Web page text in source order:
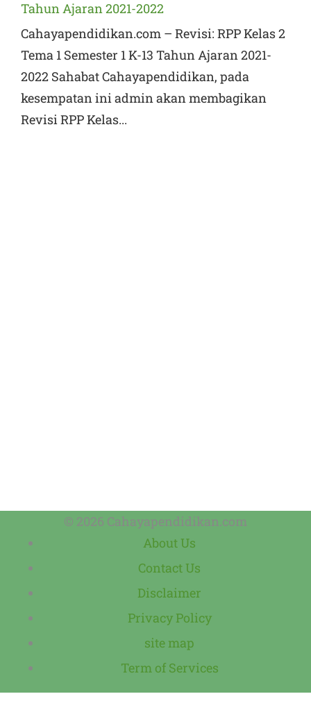
Tahun Ajaran 2021-2022
Cahayapendidikan.com – Revisi: RPP Kelas 2
Tema 1 Semester 1 K-13 Tahun Ajaran 2021-
2022 Sahabat Cahayapendidikan, pada
kesempatan ini admin akan membagikan
Revisi RPP Kelas...
© 2026 Cahayapendidikan.com
About Us
Contact Us
Disclaimer
Privacy Policy
site map
Term of Services